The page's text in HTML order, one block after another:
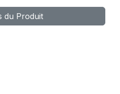
du Produit